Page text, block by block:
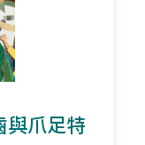
與爪足特